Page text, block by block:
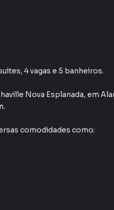
4 vagas e 5 banheiros.
Nova Esplanada, em
.
comodidades como: